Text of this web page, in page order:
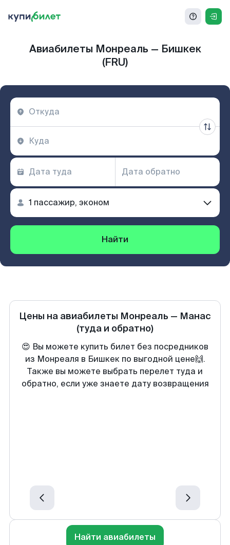
Авиабилеты Монреаль — Бишкек
(FRU)
Найти
Цены на авиабилеты Монреаль — Манас
(туда и обратно)
😍 Вы можете купить билет без посредников
из Монреаля в Бишкек по выгодной цене🙌.
Также вы можете выбрать перелет туда и
обратно, если уже знаете дату возвращения
Найти авиабилеты